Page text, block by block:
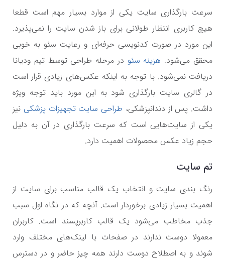
سرعت بارگذاری سایت یکی از موارد بسیار مهم است قطعا
هیچ کاربری انتظار طولانی برای باز شدن سایت را نمی‌پذیرد.
این مورد در صورت کدنویسی حرفه‌ای و رعایت سئو به خوبی
محقق می‌شود. هزینه سئو در مرحله طراحی توسط تیم ودیانا
دریافت نمی‌شود. با توجه به اینکه عکس‌های زیادی قرار است
در گالری سایت بارگذاری شود به این مورد باید توجه ویژه
داشت. پس از دندانپزشکی، طراحی سایت تجهیزات پزشکی نیز
یکی از سایت‌هایی است که سرعت بارگذاری در آن به دلیل
حجم زیاد عکس محصولات اهمیت دارد.
تم سایت
رنگ بندی سایت و انتخاب یک قالب مناسب برای سایت از
اهمیت بسیار زیادی برخوردار است. آنچه که در نگاه اول سبب
جذب مخاطب می‌شود یک قالب کاربرپسند است. کاربران
معمولا دوست ندارند در صفحات با لینک‌های مختلف وارد
شوند و به اصطلاح دوست دارند همه چیز حاضر و در دسترس